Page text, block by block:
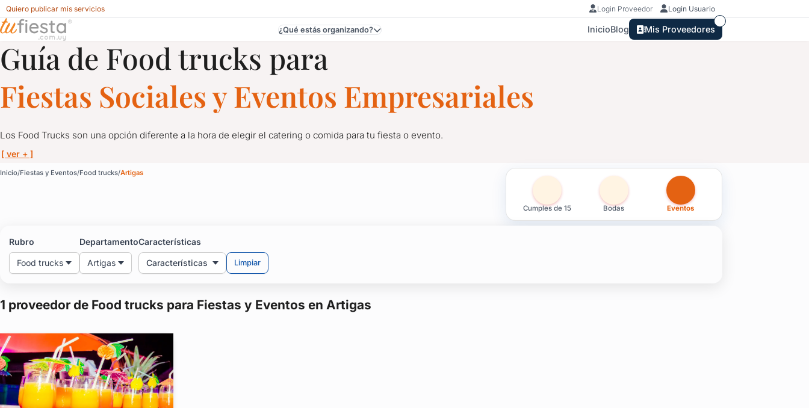
Quiero publicar mis servicios Login Proveedor Login Usuario
Food trucks para Fiestas y Eventos en Artigas
¿Qué estás organizando? InicioBlog Mis Proveedores
Guía de Food trucks para
Fiestas Sociales y Eventos Empresariales
Los Food Trucks son una opción diferente a la hora de elegir el catering o comida para tu fiesta o evento.
[ ver + ]
Inicio Fiestas y Eventos Food trucks Artigas
Cumples de 15 Bodas Eventos
Rubro
Food trucks
Departamento
Artigas
Características
Características Limpiar
1 proveedor de Food trucks para Fiestas y Eventos en Artigas
Food trucks para Fiestas y Eventos en Artigas
También se caracterizan por ser sólo de bebidas, como por ejemplo hay food trucks de cervezas artesanales.
Los Food Trucks llegaron para quedarse y es una oportunidad de brindar desayuno, almuerzo o cena de una forma descontracturada.